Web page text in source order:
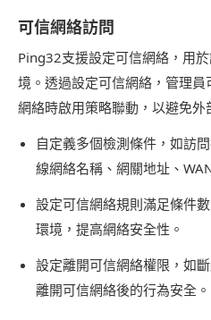
可信網絡訪問
Ping32支援設定可信網絡，用
境。透過設定可信網絡，管理
網絡時啟用策略聯動，以避免外
自定義多個檢測條件，如訪
線網絡名稱、網關地址、
設定可信網絡規則滿足條件
環境，提高網絡安全性。
設定離開可信網絡權限，如
離開可信網絡後的行為安全。